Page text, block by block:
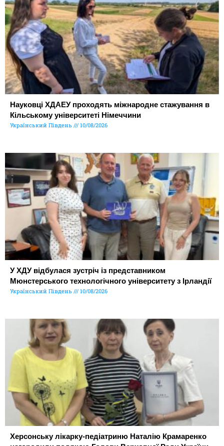
Науковці ХДАЕУ проходять міжнародне стажування в
Кільському університеті Німеччини
Український Південь 10/08/2026
У ХДУ відбулася зустріч із представником
Мюнстерського технологічного університету з Ірландії
Український Південь 10/08/2026
Херсонську лікарку-педіатриню Наталію Крамаренко